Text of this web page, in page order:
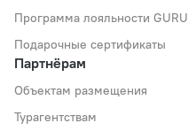
Программа лояльности GURU
Подарочные сертификаты
Партнёрам
Объектам размещения
Турагентствам